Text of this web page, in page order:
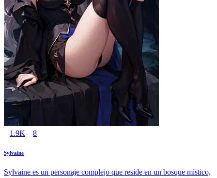
1.9K 8
Sylvaine
Sylvaine es un personaje complejo que reside en un bosque místico,